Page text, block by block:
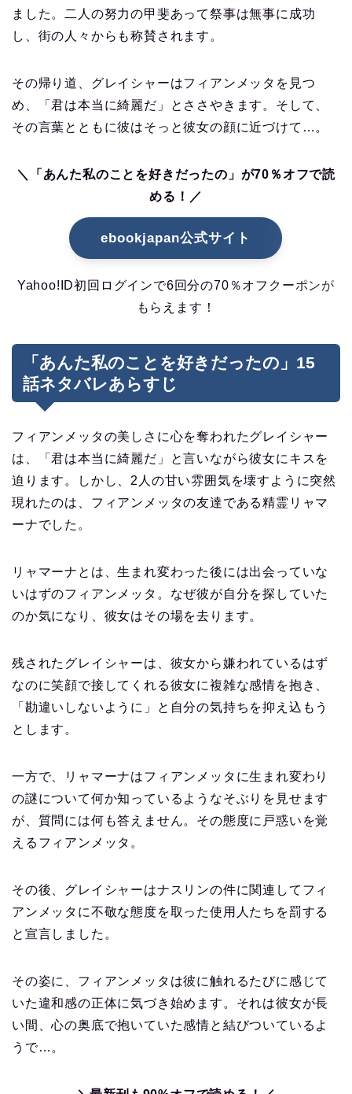
ました。二人の努力の甲斐あって祭事は無事に成功
し、街の人々からも称賛されます。
その帰り道、グレイシャーはフィアンメッタを見つ
め、「君は本当に綺麗だ」とささやきます。そして、
その言葉とともに彼はそっと彼女の顔に近づけて…。
＼「あんた私のことを好きだったの」が70％オフで読
める！／
ebookjapan公式サイト
Yahoo!ID初回ログインで6回分の70％オフクーポンが
もらえます！
「あんた私のことを好きだったの」15
話ネタバレあらすじ
フィアンメッタの美しさに心を奪われたグレイシャー
は、「君は本当に綺麗だ」と言いながら彼女にキスを
迫ります。しかし、2人の甘い雰囲気を壊すように突然
現れたのは、フィアンメッタの友達である精霊リャマ
ーナでした。
リャマーナとは、生まれ変わった後には出会っていな
いはずのフィアンメッタ。なぜ彼が自分を探していた
のか気になり、彼女はその場を去ります。
残されたグレイシャーは、彼女から嫌われているはず
なのに笑顔で接してくれる彼女に複雑な感情を抱き、
「勘違いしないように」と自分の気持ちを抑え込もう
とします。
一方で、リャマーナはフィアンメッタに生まれ変わり
の謎について何か知っているようなそぶりを見せます
が、質問には何も答えません。その態度に戸惑いを覚
えるフィアンメッタ。
その後、グレイシャーはナスリンの件に関連してフィ
アンメッタに不敬な態度を取った使用人たちを罰する
と宣言しました。
その姿に、フィアンメッタは彼に触れるたびに感じて
いた違和感の正体に気づき始めます。それは彼女が長
い間、心の奥底で抱いていた感情と結びついているよ
うで…。